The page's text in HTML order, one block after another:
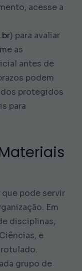
acesse a
) para avaliar
as
antes de
podem
protegidos
para
que pode servir
Em
disciplinas,
e
grupo de